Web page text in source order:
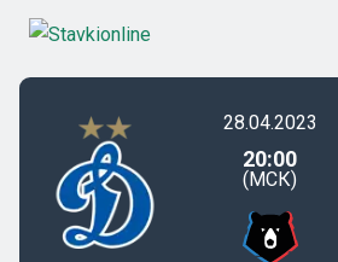
28.04.2023
20:00
(МСК)